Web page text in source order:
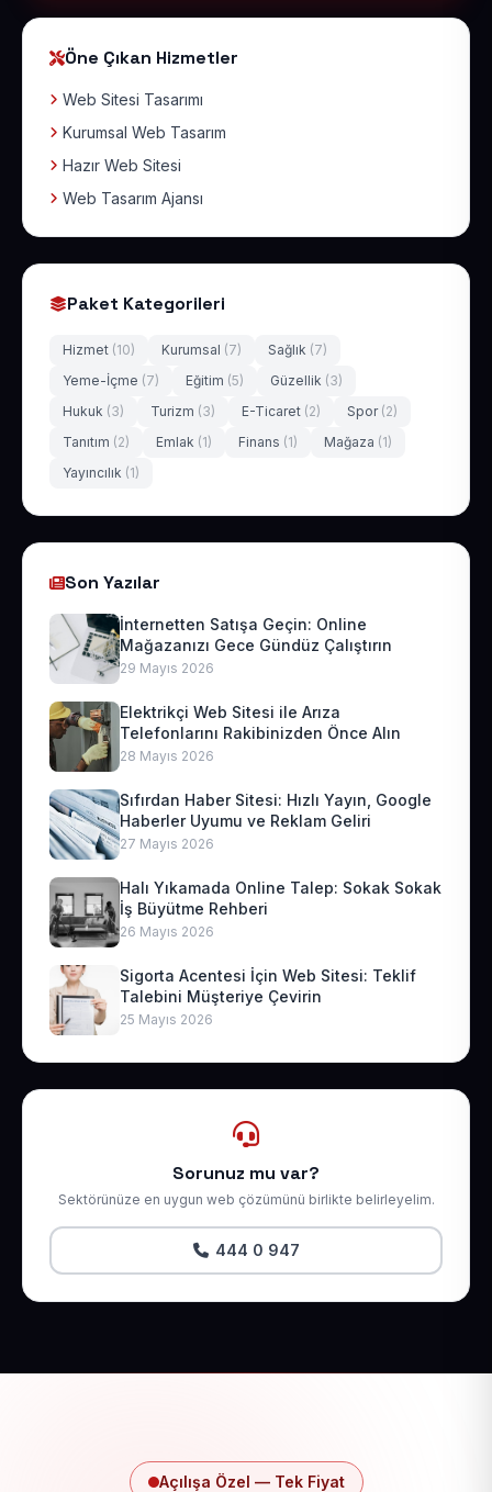
Öne Çıkan Hizmetler
Web Sitesi Tasarımı
Kurumsal Web Tasarım
Hazır Web Sitesi
Web Tasarım Ajansı
Paket Kategorileri
Hizmet (10) Kurumsal (7) Sağlık (7)
Yeme-İçme (7) Eğitim (5) Güzellik (3)
Hukuk (3) Turizm (3) E-Ticaret (2) Spor (2)
Tanıtım (2) Emlak (1) Finans (1) Mağaza (1)
Yayıncılık (1)
Son Yazılar
İnternetten Satışa Geçin: Online
Mağazanızı Gece Gündüz Çalıştırın
29 Mayıs 2026
Elektrikçi Web Sitesi ile Arıza
Telefonlarını Rakibinizden Önce Alın
28 Mayıs 2026
Sıfırdan Haber Sitesi: Hızlı Yayın, Google
Haberler Uyumu ve Reklam Geliri
27 Mayıs 2026
Halı Yıkamada Online Talep: Sokak Sokak
İş Büyütme Rehberi
26 Mayıs 2026
Sigorta Acentesi İçin Web Sitesi: Teklif
Talebini Müşteriye Çevirin
25 Mayıs 2026
Sorunuz mu var?
Sektörünüze en uygun web çözümünü birlikte belirleyelim.
444 0 947
Açılışa Özel — Tek Fiyat